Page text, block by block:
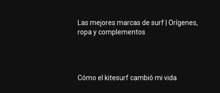
Las mejores marcas de surf | Orígenes,
ropa y complementos
Cómo el kitesurf cambió mi vida